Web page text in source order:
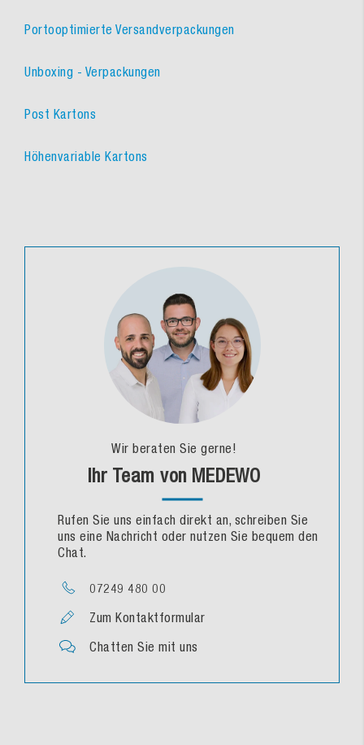
Portooptimierte Versandverpackungen
Unboxing - Verpackungen
Post Kartons
Höhenvariable Kartons
Wir beraten Sie gerne!
Ihr Team von MEDEWO
Rufen Sie uns einfach direkt an, schreiben Sie
uns eine Nachricht oder nutzen Sie bequem den
Chat.
07249 480 00
Zum Kontaktformular
Chatten Sie mit uns